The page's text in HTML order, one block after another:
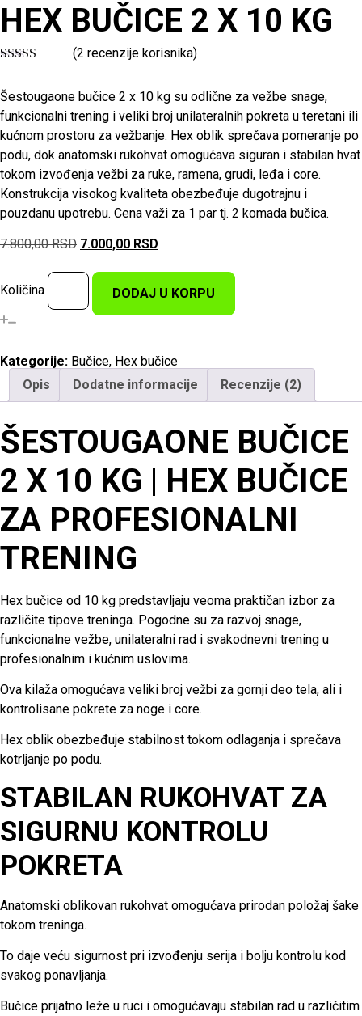
HEX BUČICE 2 X 10 KG
osnovu
ocene kupca
(2 recenzije korisnika)
Šestougaone bučice 2 x 10 kg su odlične za vežbe snage,
funkcionalni trening i veliki broj unilateralnih pokreta u teretani ili
kućnom prostoru za vežbanje. Hex oblik sprečava pomeranje po
podu, dok anatomski rukohvat omogućava siguran i stabilan hvat
tokom izvođenja vežbi za ruke, ramena, grudi, leđa i core.
Konstrukcija visokog kvaliteta obezbeđuje dugotrajnu i
pouzdanu upotrebu. Cena važi za 1 par tj. 2 komada bučica.
7.800,00RSD 7.000,00 RSD
Količina DODAJ U KORPU
Kategorije: Bučice, Hex bučice
Opis
Dodatne informacije Recenzije (2)
ŠESTOUGAONE BUČICE
2 X 10 KG | HEX BUČICE
ZA PROFESIONALNI
TRENING
Hex bučice od 10 kg predstavljaju veoma praktičan izbor za
različite tipove treninga. Pogodne su za razvoj snage,
funkcionalne vežbe, unilateralni rad i svakodnevni trening u
profesionalnim i kućnim uslovima.
Ova kilaža omogućava veliki broj vežbi za gornji deo tela, ali i
kontrolisane pokrete za noge i core.
Hex oblik obezbeđuje stabilnost tokom odlaganja i sprečava
kotrljanje po podu.
STABILAN RUKOHVAT ZA
SIGURNU KONTROLU
POKRETA
Anatomski oblikovan rukohvat omogućava prirodan položaj šake
tokom treninga.
To daje veću sigurnost pri izvođenju serija i bolju kontrolu kod
svakog ponavljanja.
Bučice prijatno leže u ruci i omogućavaju stabilan rad u različitim